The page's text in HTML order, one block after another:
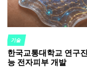
POSTED
IN
기술
한국교통대학교 연구
능 전자피부 개발